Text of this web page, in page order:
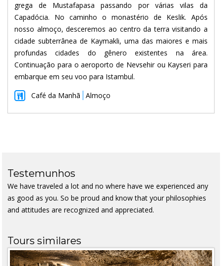
grega de Mustafapasa passando por várias vilas da
Capadócia. No caminho o monastério de Keslik. Após
nosso almoço, desceremos ao centro da terra visitando a
cidade subterrânea de Kaymakli, uma das maiores e mais
profundas cidades do gênero existentes na área.
Continuação para o aeroporto de Nevsehir ou Kayseri para
embarque em seu voo para Istambul.
Café da Manhã
Almoço
Testemunhos
We have traveled a lot and no where have we experienced any
as good as you. So be proud and know that your philosophies
and attitudes are recognized and appreciated.
Tours similares